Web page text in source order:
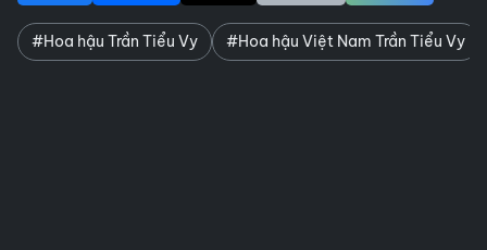
#Hoa hậu Trần Tiểu Vy #Hoa hậu Việt Nam Trần Tiểu Vy